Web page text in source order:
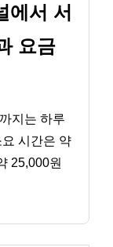
에서 서
요금
지는 하루
시간은 약
25,000원